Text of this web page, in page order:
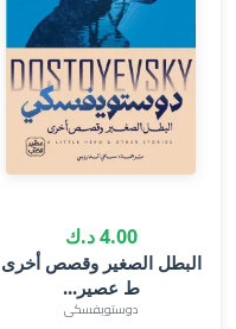
4.00 د.ك
البطل الصغير وقصص أخرى
ط عصير...
دوستويفسكى